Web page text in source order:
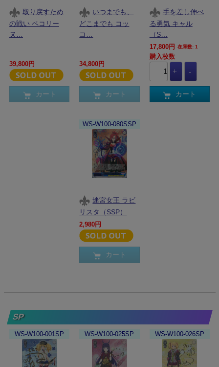
取り戻すため
の戦い ペコリー
ヌ…
39,800円
カート
いつまでも、
どこまでも コッ
コ…
34,800円
カート
手を差し伸べ
る勇気 キャル
（S…
17,800円 在庫数: 1
購入枚数
カート
WS-W100-080SSP
迷宮女王 ラビ
リスタ（SSP）
2,980円
カート
SP
WS-W100-001SP WS-W100-025SP WS-W100-026SP